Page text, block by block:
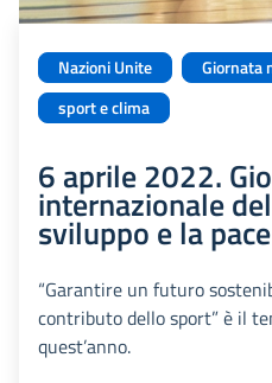
Nazioni Unite
Giornata
sport e clima
6 aprile 2022.
internazionale
sviluppo e la pace
“Garantire un futuro
contributo dello sport” è il
quest’anno.